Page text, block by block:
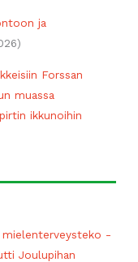
ja
Forssan
muassa
ikkunoihin
mielenterveysteko -
Joulupihan